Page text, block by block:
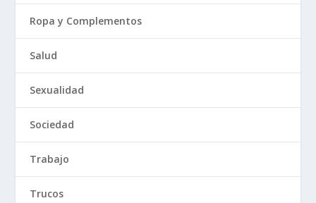
Ropa y Complementos
Salud
Sexualidad
Sociedad
Trabajo
Trucos